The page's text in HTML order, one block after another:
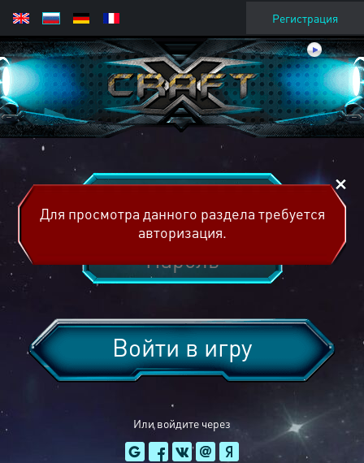
Регистрация
Или войдите через
Войти в игру
Для просмотра данного раздела требуется
авторизация.